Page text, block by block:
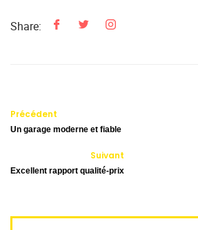
Share:
Précédent
Un garage moderne et fiable
Suivant
Excellent rapport qualité-prix